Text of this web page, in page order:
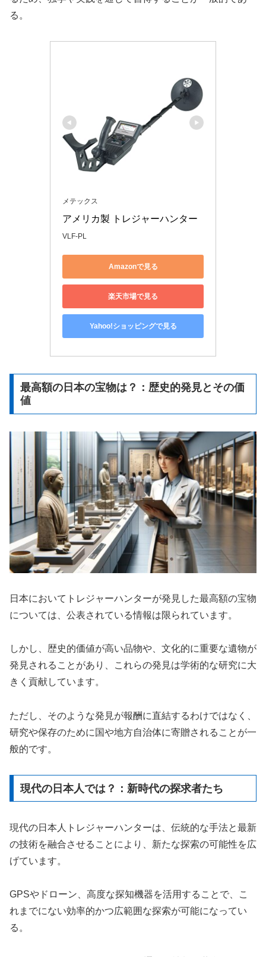
る。
メテックス
アメリカ製 トレジャーハンター
VLF-PL
Amazonで見る
楽天市場で見る
Yahoo!ショッピングで見る
最高額の日本の宝物は？：歴史的発見とその価
値
日本においてトレジャーハンターが発見した最高額の宝物
については、公表されている情報は限られています。
しかし、歴史的価値が高い品物や、文化的に重要な遺物が
発見されることがあり、これらの発見は学術的な研究に大
きく貢献しています。
ただし、そのような発見が報酬に直結するわけではなく、
研究や保存のために国や地方自治体に寄贈されることが一
般的です。
現代の日本人では？：新時代の探求者たち
現代の日本人トレジャーハンターは、伝統的な手法と最新
の技術を融合させることにより、新たな探索の可能性を広
げています。
GPSやドローン、高度な探知機器を活用することで、こ
れまでにない効率的かつ広範囲な探索が可能になってい
る。